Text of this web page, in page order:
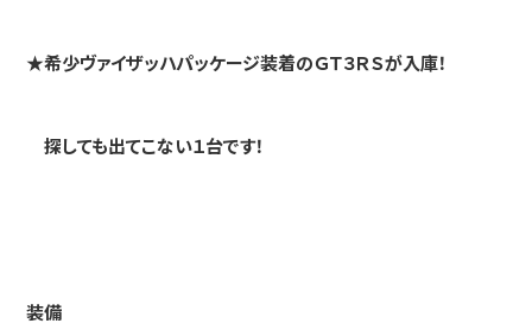
★希少ヴァイザッハパッケージ装着のＧＴ３ＲＳが入庫！
探しても出てこない１台です！
装備